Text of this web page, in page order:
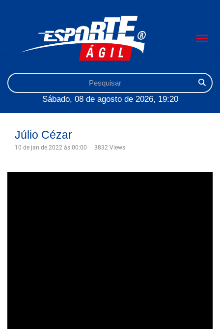
Sábado, 08 de agosto de 2026, 19:20
Júlio Cézar
10 de jan de 2022 às 00:00 3832 Views